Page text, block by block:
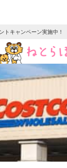
トキャンペーン実施中！
ニュース
クイズ
地域
教育・育児